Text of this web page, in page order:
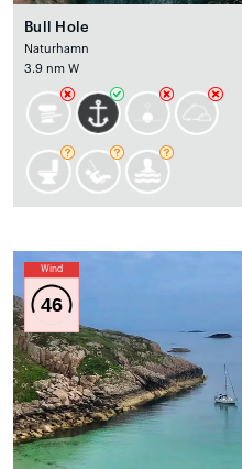
Bull Hole
Naturhamn
3.9 nm W
Wind
46